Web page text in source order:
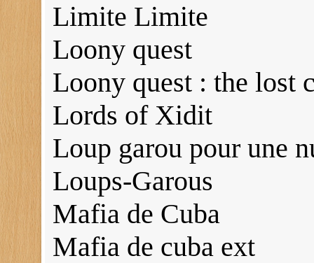
Limite Limite
Loony quest
Loony quest : the lost
Lords of Xidit
Loup garou pour une
Loups-Garous
Mafia de Cuba
Mafia de cuba ext